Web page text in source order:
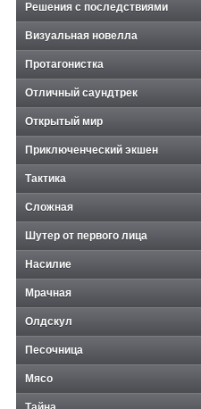
Решения с последствиями
Визуальная новелла
Протагонистка
Отличный саундтрек
Открытый мир
Приключенческий экшен
Тактика
Сложная
Шутер от первого лица
Насилие
Мрачная
Олдскул
Песочница
Мясо